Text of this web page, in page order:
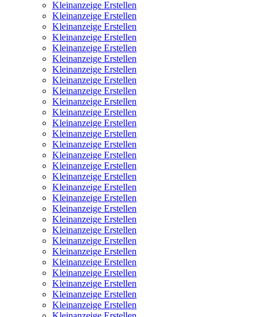
Kleinanzeige Erstellen
Kleinanzeige Erstellen
Kleinanzeige Erstellen
Kleinanzeige Erstellen
Kleinanzeige Erstellen
Kleinanzeige Erstellen
Kleinanzeige Erstellen
Kleinanzeige Erstellen
Kleinanzeige Erstellen
Kleinanzeige Erstellen
Kleinanzeige Erstellen
Kleinanzeige Erstellen
Kleinanzeige Erstellen
Kleinanzeige Erstellen
Kleinanzeige Erstellen
Kleinanzeige Erstellen
Kleinanzeige Erstellen
Kleinanzeige Erstellen
Kleinanzeige Erstellen
Kleinanzeige Erstellen
Kleinanzeige Erstellen
Kleinanzeige Erstellen
Kleinanzeige Erstellen
Kleinanzeige Erstellen
Kleinanzeige Erstellen
Kleinanzeige Erstellen
Kleinanzeige Erstellen
Kleinanzeige Erstellen
Kleinanzeige Erstellen